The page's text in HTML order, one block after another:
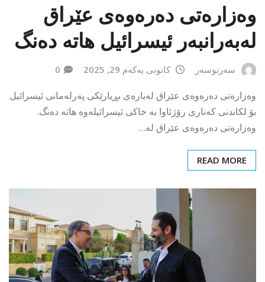
وەزارەتی دەرەوەی عێراق
لەبەرانبەر ئیسرائیل هاتە دەنگ
سەرنوسەر کانونی یەکەم 29, 2025 0
وەزارەتی دەرەوەی عێراق لەبارەی بڕیارێکی پەرلەمانی ئیسرائیل
بۆ لکاندنی کەناری رۆژئاوا بە خاکی ئیسرائیلەوە هاتە دەنگ.
وەزارەتی دەرەوەی عێراق لە…
READ MORE